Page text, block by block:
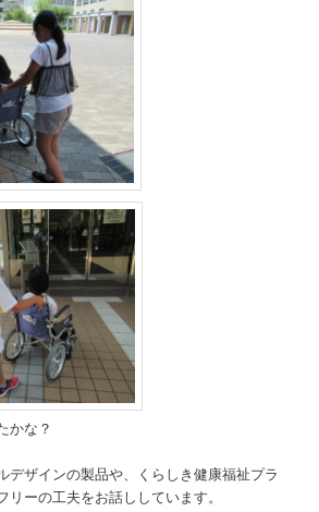
かな？
デザインの製品や、くらしき健康福祉プラ
ーの工夫をお話ししています。